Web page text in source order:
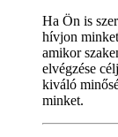
Ha Ön is
hívjon
amikor
elvégzése
kiváló
minket.